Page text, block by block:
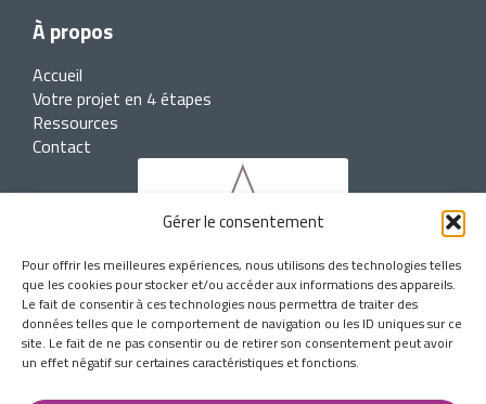
Gérer le consentement
Pour offrir les meilleures expériences, nous utilisons des technologies telles
que les cookies pour stocker et/ou accéder aux informations des appareils.
Le fait de consentir à ces technologies nous permettra de traiter des
données telles que le comportement de navigation ou les ID uniques sur ce
site. Le fait de ne pas consentir ou de retirer son consentement peut avoir
un effet négatif sur certaines caractéristiques et fonctions.
À propos
Accueil
Votre projet en 4 étapes
Ressources
Contact